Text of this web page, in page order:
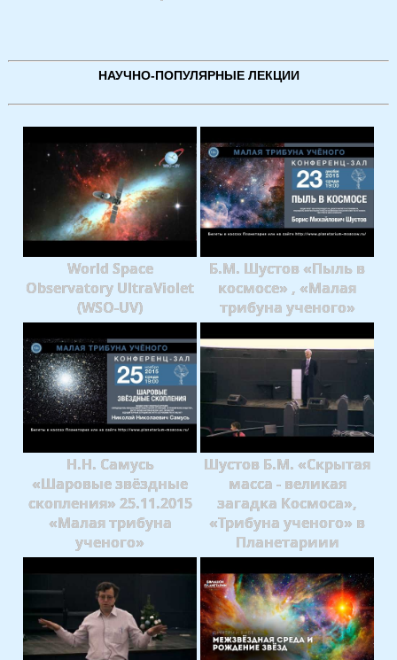
НАУЧНО-ПОПУЛЯРНЫЕ ЛЕКЦИИ
World Space
Observatory UltraViolet
(WSO-UV)
Б.М. Шустов «Пыль в
космосе» , «Малая
трибуна ученого»
Н.Н. Самусь
«Шаровые звёздные
скопления» 25.11.2015
«Малая трибуна
ученого»
Шустов Б.М. «Скрытая
масса - великая
загадка Космоса»,
«Трибуна ученого» в
Планетариии